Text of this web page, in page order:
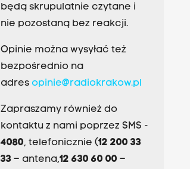
będą skrupulatnie czytane i
nie pozostaną bez reakcji.
Opinie można wysyłać też
bezpośrednio na
adres opinie@radiokrakow.pl
Zapraszamy również do
kontaktu z nami poprzez SMS -
4080, telefonicznie (12 200 33
33– antena,12 630 60 00 –